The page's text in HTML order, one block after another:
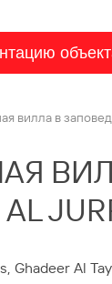
вилла в
Ghadeer Al